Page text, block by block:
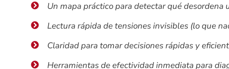
Un mapa práctico para detectar qué desordena
Lectura rápida de tensiones invisibles (lo que
Claridad para tomar decisiones rápidas y
Herramientas de efectividad inmediata para